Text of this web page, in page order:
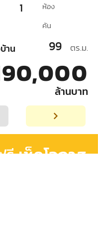
1
ห้อง
คัน
าน 99 ตร.ม.
ล้านบาท
รีเช็คโอกาส